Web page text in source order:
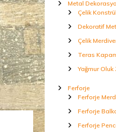
Metal
Çelik
Dekoratif
Çelik
Teras
Yağmur Oluk
Ferforje
Ferforje
Ferforje
Ferforje